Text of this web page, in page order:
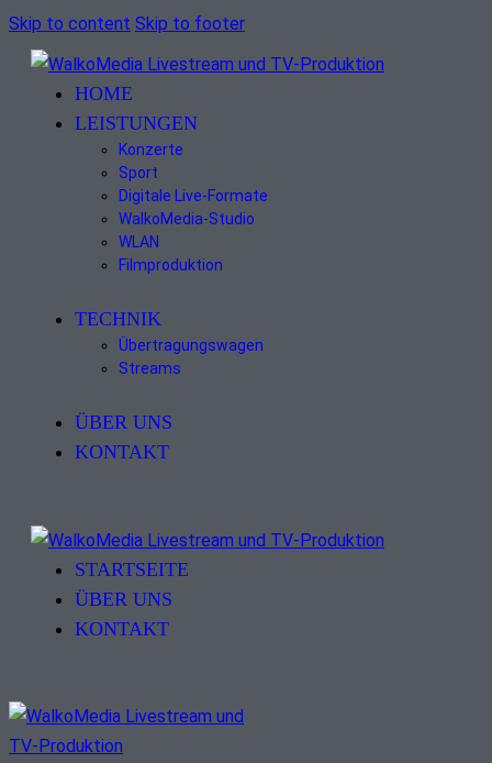
Skip to content Skip to footer
HOME
LEISTUNGEN
Konzerte
Sport
Digitale Live-Formate
WalkoMedia-Studio
WLAN
Filmproduktion
TECHNIK
Übertragungswagen
Streams
ÜBER UNS
KONTAKT
STARTSEITE
ÜBER UNS
KONTAKT